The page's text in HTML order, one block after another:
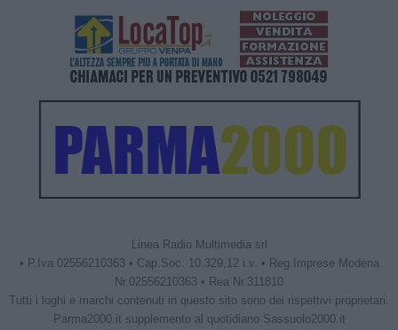
Linea Radio Multimedia srl
• P.Iva 02556210363 • Cap.Soc. 10.329,12 i.v. • Reg.Imprese Modena
Nr.02556210363 • Rea Nr.311810
Tutti i loghi e marchi contenuti in questo sito sono dei rispettivi proprietari.
Parma2000.it supplemento al quotidiano Sassuolo2000.it